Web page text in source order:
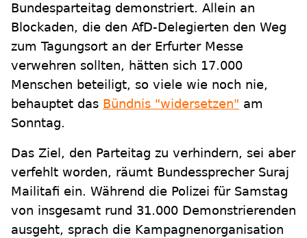
Bundesparteitag demonstriert. Allein an
Blockaden, die den AfD-Delegierten den Weg
zum Tagungsort an der Erfurter Messe
verwehren sollten, hätten sich 17.000
Menschen beteiligt, so viele wie noch nie,
behauptet das Bündnis "widersetzen" am
Sonntag.
Das Ziel, den Parteitag zu verhindern, sei aber
verfehlt worden, räumt Bundessprecher Suraj
Mailitafi ein. Während die Polizei für Samstag
von insgesamt rund 31.000 Demonstrierenden
ausgeht, sprach die Kampagnenorganisation